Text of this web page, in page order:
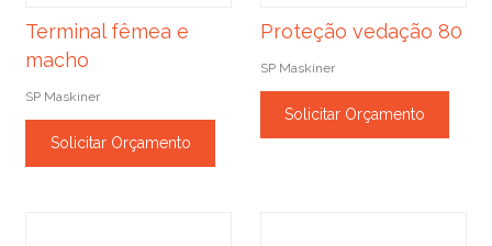
Terminal fêmea e
macho
SP Maskiner
Solicitar Orçamento
Proteção vedação 80
SP Maskiner
Solicitar Orçamento